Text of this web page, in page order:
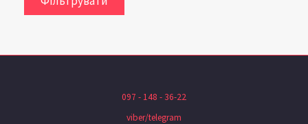
097 - 148 - 36-22
viber/telegram